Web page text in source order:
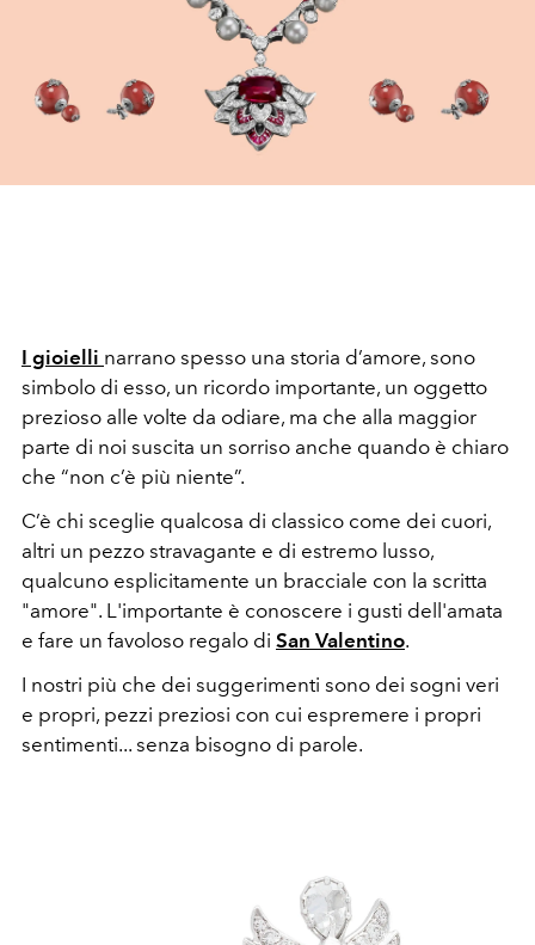
I gioielli narrano spesso una storia d’amore, sono
simbolo di esso, un ricordo importante, un oggetto
prezioso alle volte da odiare, ma che alla maggior
parte di noi suscita un sorriso anche quando è chiaro
che “non c’è più niente”.
C’è chi sceglie qualcosa di classico come dei cuori,
altri un pezzo stravagante e di estremo lusso,
qualcuno esplicitamente un bracciale con la scritta
"amore". L'importante è conoscere i gusti dell'amata
e fare un favoloso regalo di San Valentino.
I nostri più che dei suggerimenti sono dei sogni veri
e propri, pezzi preziosi con cui espremere i propri
sentimenti... senza bisogno di parole.